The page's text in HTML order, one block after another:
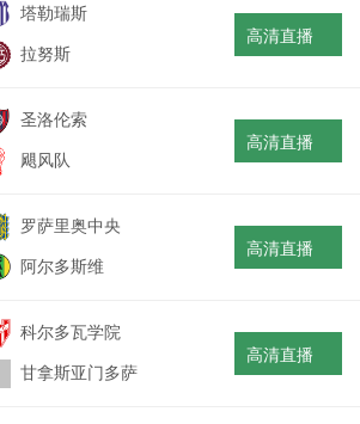
塔勒瑞斯
拉努斯
高清直播
圣洛伦索
飓风队
高清直播
罗萨里奥中央
阿尔多斯维
高清直播
科尔多瓦学院
甘拿斯亚门多萨
高清直播